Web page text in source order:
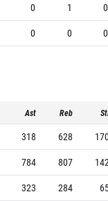
0 1
0
0 0 0
Ast Reb
318 628
784 807
323 284